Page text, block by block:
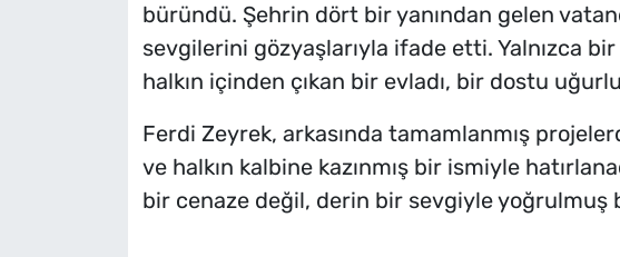
büründü. Şehrin dört bir yanından gelen
sevgilerini gözyaşlarıyla ifade etti. Yalnızca bir
halkın içinden çıkan bir evladı, bir dostu
Ferdi Zeyrek, arkasında tamamlanmış
ve halkın kalbine kazınmış bir ismiyle
bir cenaze değil, derin bir sevgiyle yoğrulmuş